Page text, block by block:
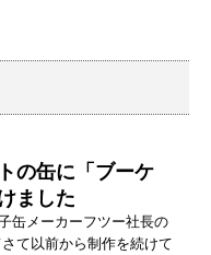
の缶に「ブーケ
ました
缶メーカーフツー社長の
て以前から制作を続けて